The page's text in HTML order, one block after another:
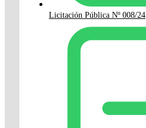
Licitación Pública Nº 008/24